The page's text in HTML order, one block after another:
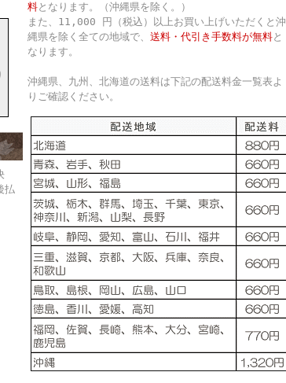
払
料となります。（沖縄県を除く。）
また、11,000 円（税込）以上お買い上げいただくと沖
縄県を除く全ての地域で、 送料・代引き手数料が無料と
なります。
沖縄県、九州、北海道の送料は下記の配送料金一覧表よ
りご確認ください。